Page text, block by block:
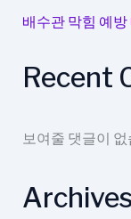
배수관 막힘 예
Recent
보여줄 댓글이